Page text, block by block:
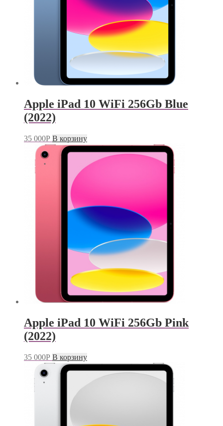
Apple iPad 10 WiFi 256Gb Blue
(2022)
35 000Р В корзину
Apple iPad 10 WiFi 256Gb Pink
(2022)
35 000Р В корзину